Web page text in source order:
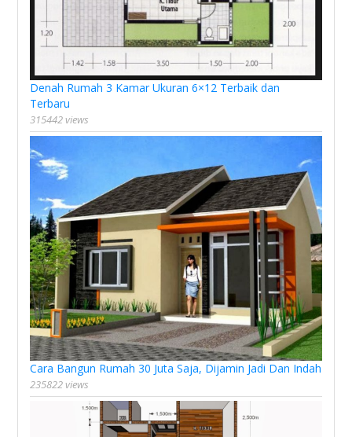
Denah Rumah 3 Kamar Ukuran 6×12 Terbaik dan
Terbaru
315442 views
Cara Bangun Rumah 30 Juta Saja, Dijamin Jadi Dan Indah
235822 views